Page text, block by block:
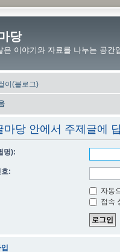
당
은 이야기와 자료를 나누는 공간
이(블로그)
마당 안에서 주제글에
명):
:
자동
접속